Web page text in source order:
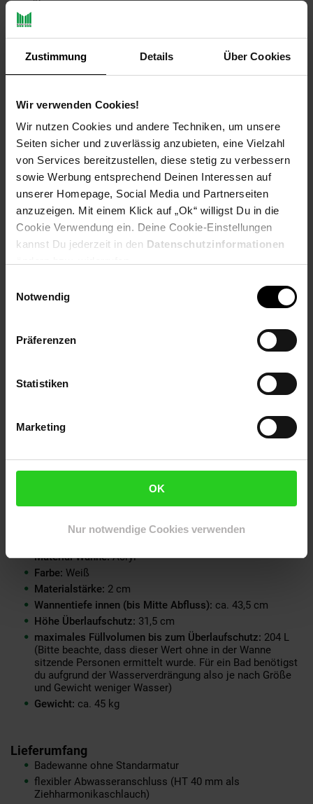
Zustimmung Details Über Cookies
Wir verwenden Cookies!
Wir nutzen Cookies und andere Techniken, um unsere
Seiten sicher und zuverlässig anzubieten, eine Vielzahl
von Services bereitzustellen, diese stetig zu verbessern
sowie Werbung entsprechend Deinen Interessen auf
unserer Homepage, Social Media und Partnerseiten
anzuzeigen. Mit einem Klick auf „Ok“ willigst Du in die
Cookie Verwendung ein. Deine Cookie-Einstellungen
kannst Du jederzeit in den Datenschutzinformationen
Notwendig
Präferenzen
Statistiken
Marketing
OK
Nur notwendige Cookies verwenden
verwöhnen.
ergonomischen Form den idealen Platz zur Entspannung. Sie
schafft die perfekte Liegeposition, welche die Entspannung
Die Füße der Wanne passen sich fast jedem Untergrund an und
machen sie nahezu an jedem Ort montierbar. Die Wanne kann
frei im Raum aufgestellt werden und entfaltet dadurch ihre
volle Wirkung. Bitte beachte dabei, dass an der Rückseite der
Wanne ein Überlaufschutz am äußeren Teil entlangläuft.
"FAMA", die formschöne, haltbare Badewanne mit
hervorragendem Preis-/Leistungsverhältnis.
Produktdetails
Rundherum / allseitig geschlossene Wanne
Widerstandsfähige Ausführung dank neuester Acryl-
Formel
Ergonomische Formgebung
Pflegeleichte Oberfläche für ein strahlendes Weiß
passt
Ideal wäre ein gefliester Untergrund, aber er ist nicht
Technische Daten
Material Wanne:Acryl
Farbe: Weiß
Materialstärke: 2 cm
Wannentiefe innen (bis Mitte Abfluss): ca. 43,5 cm
Höhe Überlaufschutz: 31,5 cm
maximales Füllvolumen bis zum Überlaufschutz: 204 L
(Bitte beachte, dass dieser Wert ohne in der Wanne
sitzende Personen ermittelt wurde. Für ein Bad benötigst
du aufgrund der Wasserverdrängung also je nach Größe
und Gewicht weniger Wasser)
Gewicht: ca. 45 kg
Lieferumfang
Badewanne ohne Standarmatur
flexibler Abwasseranschluss (HT 40 mm als
Ziehharmonikaschlauch)